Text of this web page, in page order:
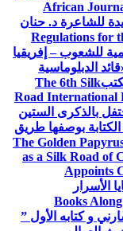
African
للشاعرة د. حنان
Regulations for
للشعوب – إفريقيا
الدبلوماسية
The 6th Silk
Road International
بالذكرى الستين
البردية الذهبية 2026: الكتابة بوصفها طريق
The Golden
as a Silk Road of
Appoints
الأسرار
Books
و كتابه الأول ”